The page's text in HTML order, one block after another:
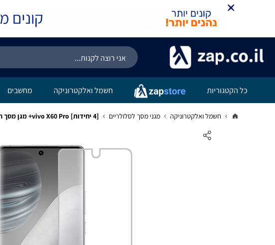
כל הקטגוריות חשמל ואלקטרוניקה מחשבים
חשמל ואלקטרוניקה מגני מסך לסלולריים [4 יחידות] vivo X60 Pro+ מגן מסך הידרוג'ל שקוף (סיליקון) סקרין מובייל